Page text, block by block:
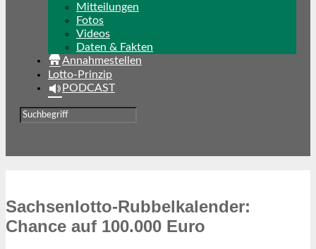
Mitteilungen
Fotos
Videos
Daten & Fakten
Annahmestellen
Lotto-Prinzip
PODCAST
Sachsenlotto-Rubbelkalender:
Chance auf 100.000 Euro